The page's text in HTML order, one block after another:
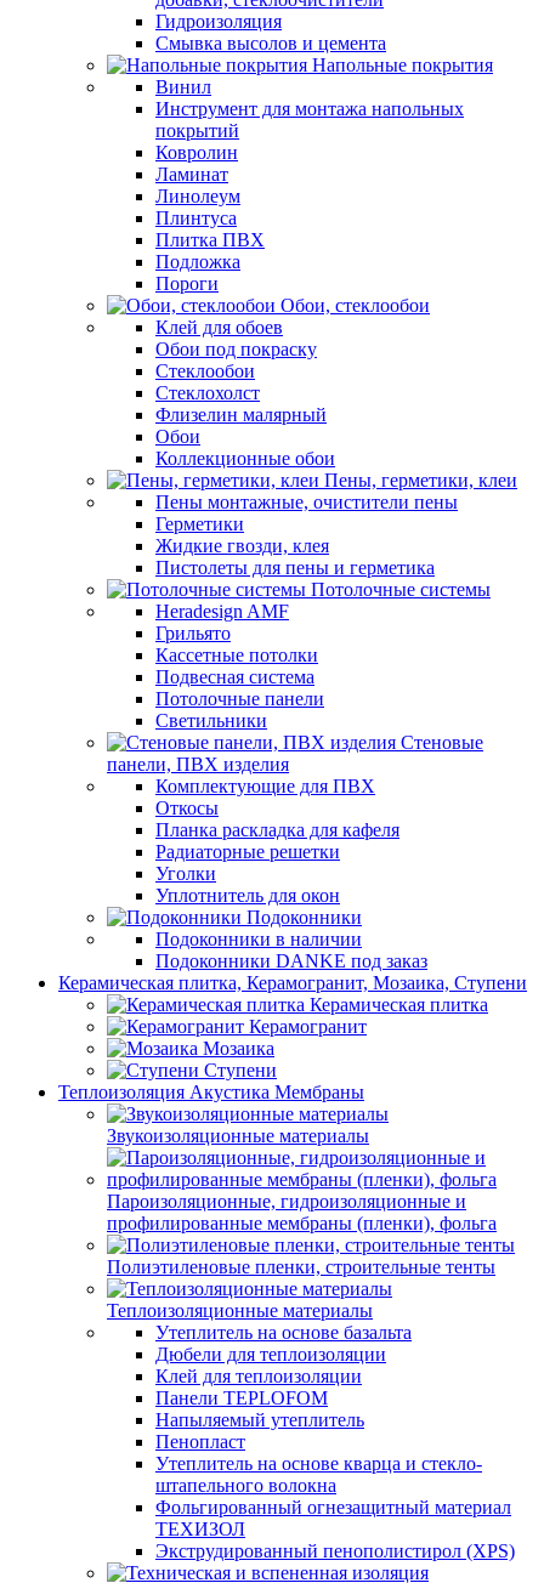
Гидроизоляция
Смывка высолов и цемента
Напольные покрытия
Винил
Инструмент для монтажа напольных
покрытий
Ковролин
Ламинат
Линолеум
Плинтуса
Плитка ПВХ
Подложка
Пороги
Обои, стеклообои
Клей для обоев
Обои под покраску
Стеклообои
Стеклохолст
Флизелин малярный
Обои
Коллекционные обои
Пены, герметики, клеи
Пены монтажные, очистители пены
Герметики
Жидкие гвозди, клея
Пистолеты для пены и герметика
Потолочные системы
Heradesign AMF
Грильято
Кассетные потолки
Подвесная система
Потолочные панели
Светильники
Стеновые
панели, ПВХ изделия
Комплектующие для ПВХ
Откосы
Планка раскладка для кафеля
Радиаторные решетки
Уголки
Уплотнитель для окон
Подоконники
Подоконники в наличии
Подоконники DANKE под заказ
Керамическая плитка, Керамогранит, Мозаика, Ступени
Керамическая плитка
Керамогранит
Мозаика
Ступени
Теплоизоляция Акустика Мембраны
Звукоизоляционные материалы
Пароизоляционные, гидроизоляционные и
профилированные мембраны (пленки), фольга
Полиэтиленовые пленки, строительные тенты
Теплоизоляционные материалы
Утеплитель на основе базальта
Дюбели для теплоизоляции
Клей для теплоизоляции
Панели TEPLOFOM
Напыляемый утеплитель
Пенопласт
Утеплитель на основе кварца и стекло-
штапельного волокна
Фольгированный огнезащитный материал
ТЕХИЗОЛ
Экструдированный пенополистирол (XPS)